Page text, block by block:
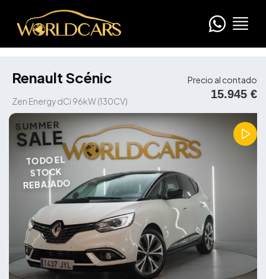
Renault Scénic
Zen Energy dCi 96kW (130CV)
Precio al contado
15.945 €
SUMMER
SALE
TODO EL
STOCK
REBAJADO